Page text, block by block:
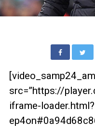
src=”https://
iframe-loader.html?